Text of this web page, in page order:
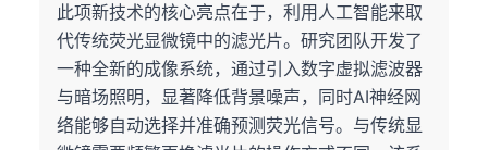
此项新技术的核心亮点在于，利用人工智能来取
代传统荧光显微镜中的滤光片。研究团队开发了
一种全新的成像系统，通过引入数字虚拟滤波器
与暗场照明，显著降低背景噪声，同时AI神经网
络能够自动选择并准确预测荧光信号。与传统显